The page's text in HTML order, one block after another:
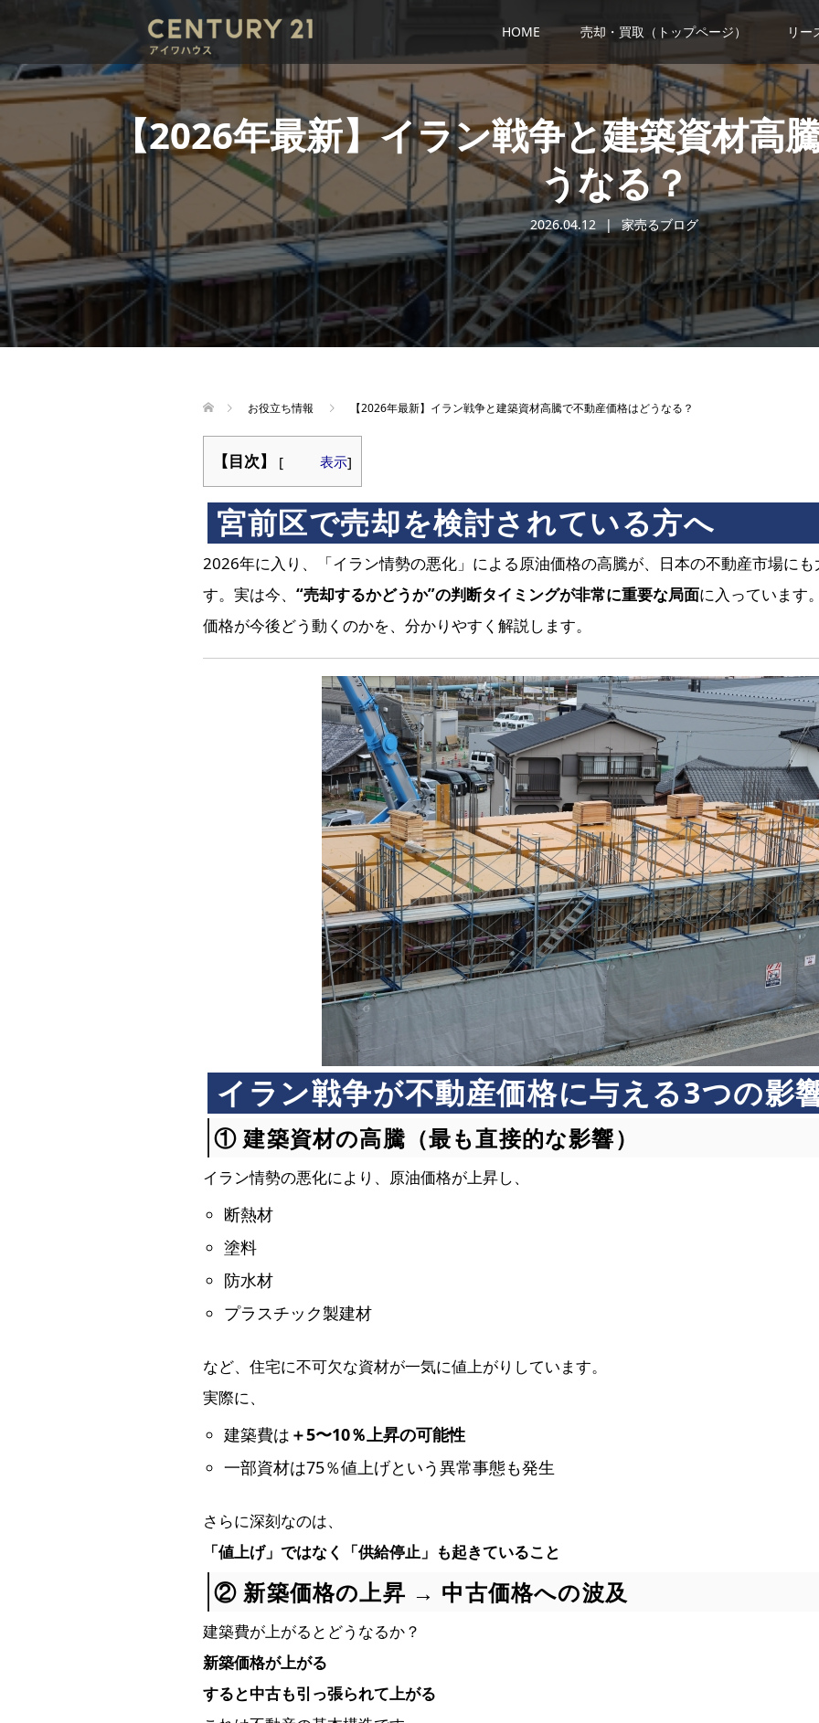
HOME 売却・買取（トップページ） リー
【2026年最新】イラン戦争と建築資材高
うなる？
2026.04.12 家売るブログ
お役立ち情報 【2026年最新】イラン戦争と建築資材高騰で不動産価格はどうなる？
【目次】 [ 表示]
宮前区で売却を検討されている方へ
2026年に入り、「イラン情勢の悪化」による原油価格の高騰が、日本の不動産市場に
す。実は今、 “売却するかどうか”の判断タイミングが非常に重要な局面に入っています
価格が今後どう動くのかを、分かりやすく解説します。
イラン戦争が不動産価格に与える3つの影
① 建築資材の高騰（最も直接的な影響）
イラン情勢の悪化により、原油価格が上昇し、
断熱材
塗料
防水材
プラスチック製建材
など、住宅に不可欠な資材が一気に値上がりしています。
実際に、
建築費は ＋5〜10％上昇の可能性
一部資材は75％値上げという異常事態も発生
さらに深刻なのは、
「値上げ」ではなく「供給停止」も起きていること
② 新築価格の上昇 → 中古価格への波及
建築費が上がるとどうなるか？
新築価格が上がる
すると中古も引っ張られて上がる